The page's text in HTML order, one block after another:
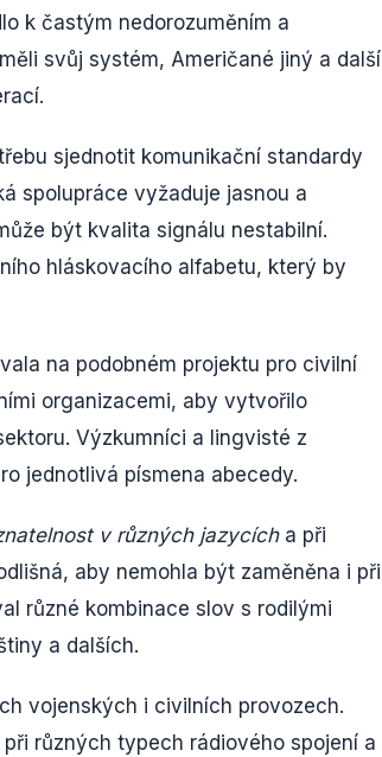
k častým nedorozuměním a
svůj systém, Američané jiný a další
sjednotit komunikační standardy
spolupráce vyžaduje jasnou a
být kvalita signálu nestabilní.
hláskovacího alfabetu, který by
na podobném projektu pro civilní
organizacemi, aby vytvořilo
Výzkumníci a lingvisté z
jednotlivá písmena abecedy.
v různých jazycícha při
aby nemohla být zaměněna i při
různé kombinace slov s rodilými
a dalších.
vojenských i civilních provozech.
různých typech rádiového spojení a